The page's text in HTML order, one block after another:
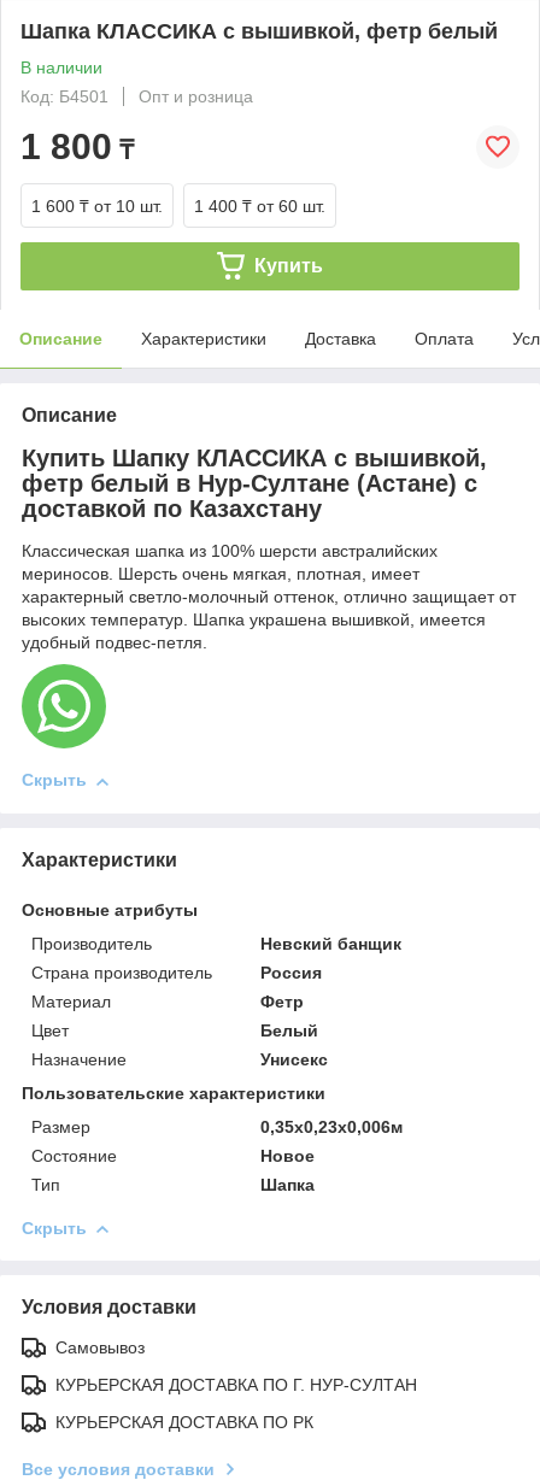
Шапка КЛАССИКА с вышивкой, фетр белый
В наличии
Код: Б4501
Опт и розница
1 800 ₸
1 600 ₸ от 10 шт. 1 400 ₸ от 60 шт.
Купить
Описание Характеристики Доставка Оплата
Описание
Купить Шапку КЛАССИКА с вышивкой,
фетр белый в Нур-Султане (Астане) с
доставкой по Казахстану
Классическая шапка из 100% шерсти австралийских
мериносов. Шерсть очень мягкая, плотная, имеет
характерный светло-молочный оттенок, отлично защищает от
высоких температур. Шапка украшена вышивкой, имеется
удобный подвес-петля.
Скрыть
Характеристики
Основные атрибуты
Производитель
Невский банщик
Страна производитель
Россия
Материал
Фетр
Цвет
Белый
Назначение
Унисекс
Пользовательские характеристики
Размер
0,35х0,23х0,006м
Состояние
Новое
Тип
Шапка
Скрыть
Условия доставки
Самовывоз
КУРЬЕРСКАЯ ДОСТАВКА ПО Г. НУР-СУЛТАН
КУРЬЕРСКАЯ ДОСТАВКА ПО РК
Все условия доставки